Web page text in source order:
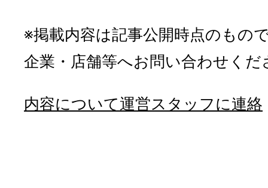
※掲載内容は記事公開時点のもの
企業・店舗等へお問い合わせくだ
内容について運営スタッフに連絡